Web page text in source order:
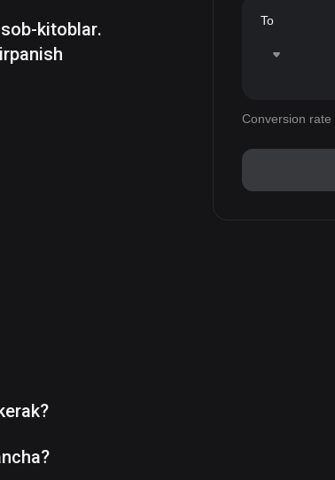
kitoblar.
To
Conversion rate